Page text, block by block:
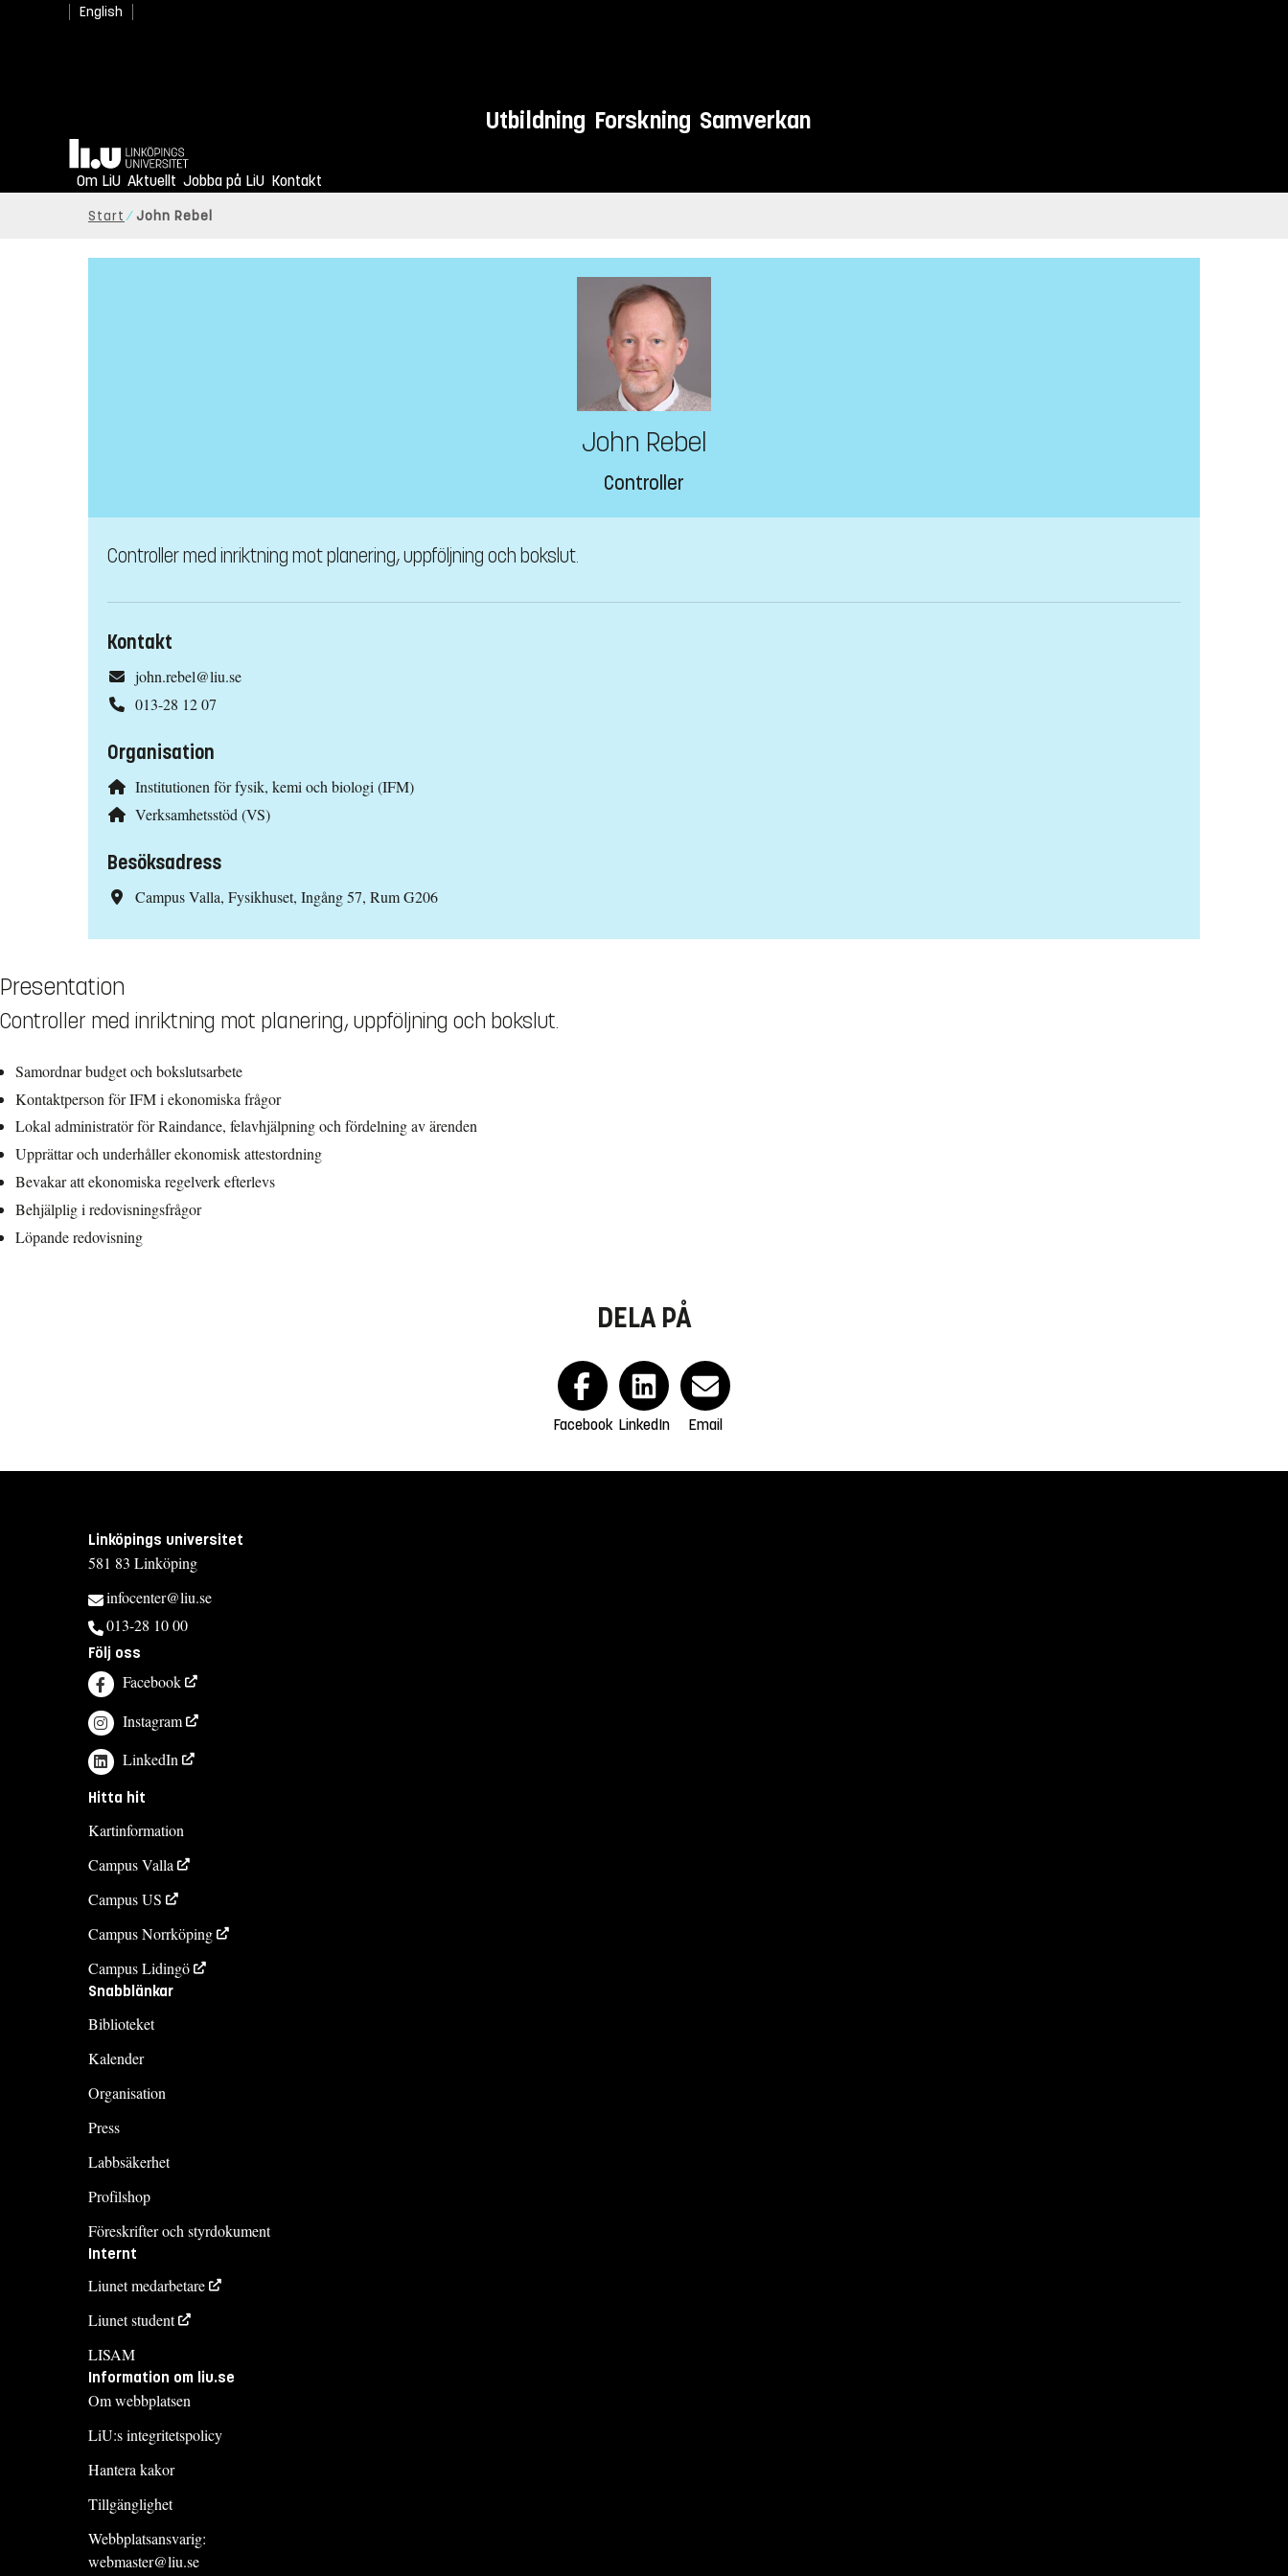
English
Utbildning Forskning Samverkan
Hem
Om LiU Aktuellt Jobba på LiU Kontakt
Start John Rebel
John Rebel
Controller
Controller med inriktning mot planering, uppföljning och bokslut.
Kontakt
john.rebel@liu.se
013-28 12 07
Organisation
Institutionen för fysik, kemi och biologi (IFM)
Verksamhetsstöd (VS)
Besöksadress
Campus Valla, Fysikhuset, Ingång 57, Rum G206
Presentation
Controller med inriktning mot planering, uppföljning och bokslut.
Samordnar budget och bokslutsarbete
Kontaktperson för IFM i ekonomiska frågor
Lokal administratör för Raindance, felavhjälpning och fördelning av ärenden
Upprättar och underhåller ekonomisk attestordning
Bevakar att ekonomiska regelverk efterlevs
Behjälplig i redovisningsfrågor
Löpande redovisning
DELA PÅ
Facebook LinkedIn Email
Linköpings universitet
581 83 Linköping
infocenter@liu.se
013-28 10 00
Följ oss
Facebook
Instagram
LinkedIn
Hitta hit
Kartinformation
Campus Valla
Campus US
Campus Norrköping
Campus Lidingö
Snabblänkar
Biblioteket
Kalender
Organisation
Press
Labbsäkerhet
Profilshop
Föreskrifter och styrdokument
Internt
Liunet medarbetare
Liunet student
LISAM
Information om liu.se
Om webbplatsen
LiU:s integritetspolicy
Hantera kakor
Tillgänglighet
Webbplatsansvarig:
webmaster@liu.se